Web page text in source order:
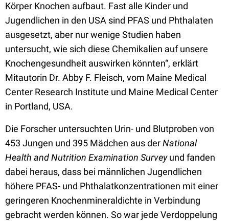
Körper Knochen aufbaut. Fast alle Kinder und
Jugendlichen in den USA sind PFAS und Phthalaten
ausgesetzt, aber nur wenige Studien haben
untersucht, wie sich diese Chemikalien auf unsere
Knochengesundheit auswirken könnten“, erklärt
Mitautorin Dr. Abby F. Fleisch, vom Maine Medical
Center Research Institute und Maine Medical Center
in Portland, USA.
Die Forscher untersuchten Urin- und Blutproben von
453 Jungen und 395 Mädchen aus derNational
Health and Nutrition Examination Surveyund fanden
dabei heraus, dass bei männlichen Jugendlichen
höhere PFAS- und Phthalatkonzentrationen mit einer
geringeren Knochenmineraldichte in Verbindung
gebracht werden können. So war jede Verdoppelung